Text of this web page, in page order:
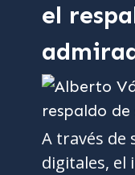
el
A través de
digitales, el